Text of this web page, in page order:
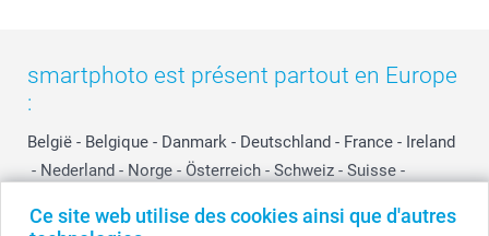
Ce site web utilise des cookies ainsi que d'autres
smartphoto est présent partout en Europe
:
België - Belgique - Danmark - Deutschland - France - Ireland
- Nederland - Norge - Österreich - Schweiz - Suisse -
Other Countries